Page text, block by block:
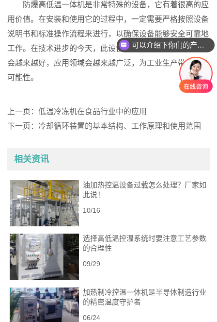
防爆高低温一体机是非常特殊的设备，它有着很高的应
用价值。在安装和使用它的过程中，一定需要严格按照设备
说明书和标准操作流程来进行，以确保设备能够安全可靠地
工作。在技术进步的今天，此设备的性能会越来越好，质量
会越来越好，应用领域会越来越广泛，为工业生产带来更多
可能性。
上一页： 低温冷冻机在食品行业中的应用
下一页： 冷却循环装置的基本结构、工作原理和使用范围
相关资讯
油加热控温设备过载怎么处理？厂家如
此说！
10/16
选择高低温控温系统时要注意工艺参数
的合理性
09/29
加热制冷控温一体机是半导体制造行业
的精密温度守护者
06/24
可以介绍下你们的产品么